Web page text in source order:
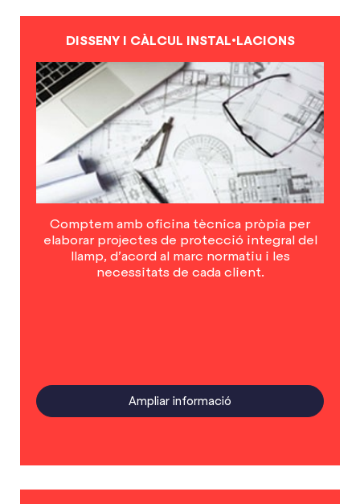
DISSENY I CÀLCUL INSTAL•LACIONS
Comptem amb oficina tècnica pròpia per
elaborar projectes de protecció integral del
llamp, d’acord al marc normatiu i les
necessitats de cada client.
Ampliar informació